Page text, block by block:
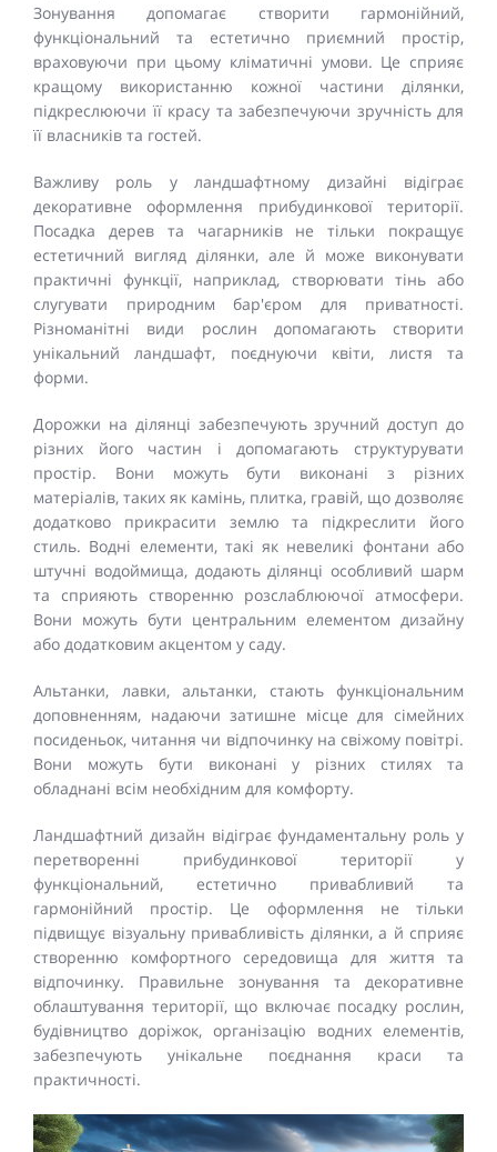
Зонування допомагає створити гармонійний,
функціональний та естетично приємний простір,
враховуючи при цьому кліматичні умови. Це сприяє
кращому використанню кожної частини ділянки,
підкреслюючи її красу та забезпечуючи зручність для
її власників та гостей.
Важливу роль у ландшафтному дизайні відіграє
декоративне оформлення прибудинкової території.
Посадка дерев та чагарників не тільки покращує
естетичний вигляд ділянки, але й може виконувати
практичні функції, наприклад, створювати тінь або
слугувати природним бар'єром для приватності.
Різноманітні види рослин допомагають створити
унікальний ландшафт, поєднуючи квіти, листя та
форми.
Дорожки на ділянці забезпечують зручний доступ до
різних його частин і допомагають структурувати
простір. Вони можуть бути виконані з різних
матеріалів, таких як камінь, плитка, гравій, що дозволяє
додатково прикрасити землю та підкреслити його
стиль. Водні елементи, такі як невеликі фонтани або
штучні водоймища, додають ділянці особливий шарм
та сприяють створенню розслаблюючої атмосфери.
Вони можуть бути центральним елементом дизайну
або додатковим акцентом у саду.
Альтанки, лавки, альтанки, стають функціональним
доповненням, надаючи затишне місце для сімейних
посиденьок, читання чи відпочинку на свіжому повітрі.
Вони можуть бути виконані у різних стилях та
обладнані всім необхідним для комфорту.
Ландшафтний дизайн відіграє фундаментальну роль у
перетворенні прибудинкової території у
функціональний, естетично привабливий та
гармонійний простір. Це оформлення не тільки
підвищує візуальну привабливість ділянки, а й сприяє
створенню комфортного середовища для життя та
відпочинку. Правильне зонування та декоративне
облаштування території, що включає посадку рослин,
будівництво доріжок, організацію водних елементів,
забезпечують унікальне поєднання краси та
практичності.